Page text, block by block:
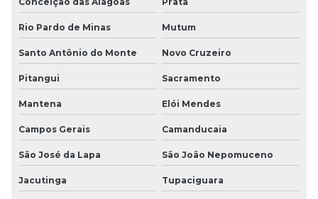
Rio Pardo de Minas Mutum
Santo Antônio do Monte Novo Cruzeiro
Pitangui Sacramento
Mantena Elói Mendes
Campos Gerais Camanducaia
São José da Lapa São João Nepomuceno
Jacutinga Tupaciguara